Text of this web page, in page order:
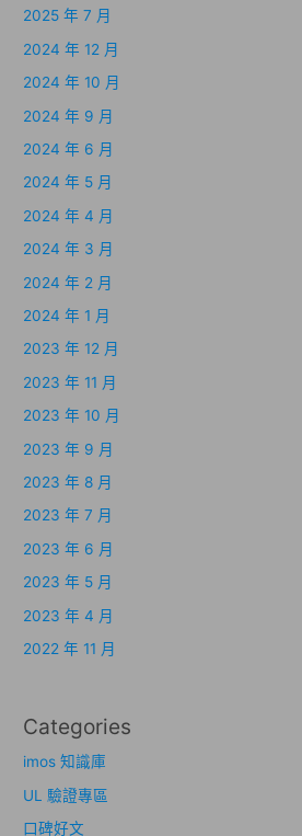
2025 年 7 月
2024 年 12 月
2024 年 10 月
2024 年 9 月
2024 年 6 月
2024 年 5 月
2024 年 4 月
2024 年 3 月
2024 年 2 月
2024 年 1 月
2023 年 12 月
2023 年 11 月
2023 年 10 月
2023 年 9 月
2023 年 8 月
2023 年 7 月
2023 年 6 月
2023 年 5 月
2023 年 4 月
2022 年 11 月
Categories
imos 知識庫
UL 驗證專區
口碑好文